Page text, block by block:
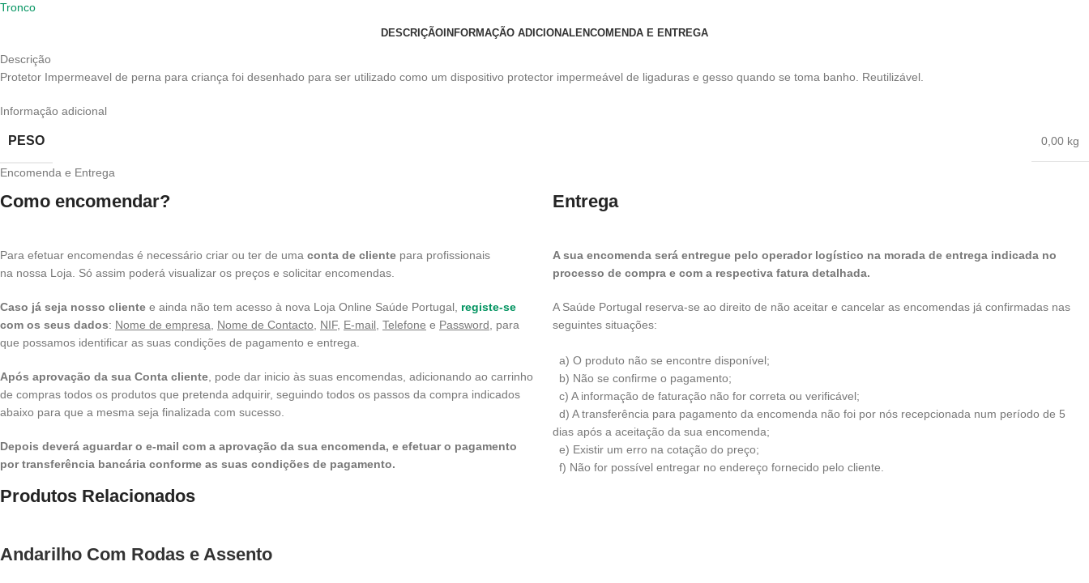
Tronco
DESCRIÇÃO INFORMAÇÃO ADICIONALENCOMENDA E ENTREGA
Descrição
Protetor Impermeavel de perna para criança foi desenhado para ser utilizado como um dispositivo protector impermeável de ligaduras e gesso quando se toma banho. Reutilizável.
Informação adicional
PESO 0,00 kg
Encomenda e Entrega
Como encomendar?
Para efetuar encomendas é necessário criar ou ter de uma conta de cliente para profissionais
na nossa Loja. Só assim poderá visualizar os preços e solicitar encomendas.
Caso já seja nosso cliente e ainda não tem acesso à nova Loja Online Saúde Portugal, registe-se
com os seus dados: Nome de empresa Nome de Contacto NIF, E-mail, Telefone e Password , para
que possamos identificar as suas condições de pagamento e entrega.
Após aprovação da sua Conta cliente , pode dar inicio às suas encomendas, adicionando ao carrinho
de compras todos os produtos que pretenda adquirir, seguindo todos os passos da compra indicados
abaixo para que a mesma seja finalizada com sucesso.
Depois deverá aguardar o e-mail com a aprovação da sua encomenda, e efetuar o pagamento
por transferência bancária conforme as suas condições de pagamento.
Entrega
A sua encomenda será entregue pelo operador logístico na morada de entrega indicada no
processo de compra e com a respectiva fatura detalhada.
A Saúde Portugal reserva-se ao direito de não aceitar e cancelar as encomendas já confirmadas nas
seguintes situações:
a) O produto não se encontre disponível;
b) Não se confirme o pagamento;
c) A informação de faturação não for correta ou verificável;
d) A transferência para pagamento da encomenda não foi por nós recepcionada num período de 5
dias após a aceitação da sua encomenda;
e) Existir um erro na cotação do preço;
f) Não for possível entregar no endereço fornecido pelo cliente.
Produtos Relacionados
Andarilho Com Rodas e Assento